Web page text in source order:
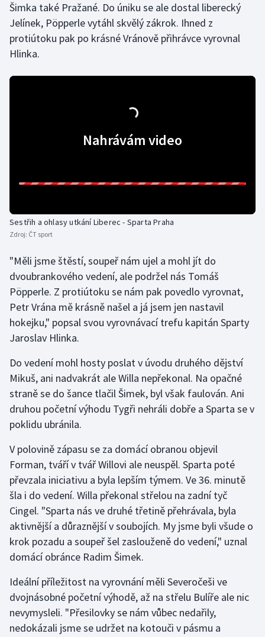
Lezení
Lyže a snowboard
Plavání
Ragby
Rychlobruslení
Rychlostní kanoistika
Short track
Stolní tenis
Triatlon
Vodní slalom
Volejbal
Ostatní
Šimka také Pražané. Do úniku se ale dostal liberecký
Jelínek, Pöpperle vytáhl skvělý zákrok. Ihned z
protiútoku pak po krásné Vránově přihrávce vyrovnal
Hlinka.
Nahrávám video
Sestřih a ohlasy utkání Liberec - Sparta Praha
Zdroj: ČT sport
"Měli jsme štěstí, soupeř nám ujel a mohl jít do
dvoubrankového vedení, ale podržel nás Tomáš
Pöpperle. Z protiútoku se nám pak povedlo vyrovnat,
Petr Vrána mě krásně našel a já jsem jen nastavil
hokejku," popsal svou vyrovnávací trefu kapitán Sparty
Jaroslav Hlinka.
Do vedení mohl hosty poslat v úvodu druhého dějství
Mikuš, ani nadvakrát ale Willa nepřekonal. Na opačné
straně se do šance tlačil Šimek, byl však faulován. Ani
druhou početní výhodu Tygři nehráli dobře a Sparta se v
poklidu ubránila.
V polovině zápasu se za domácí obranou objevil
Forman, tváří v tvář Willovi ale neuspěl. Sparta poté
převzala iniciativu a byla lepším týmem. Ve 36. minutě
šla i do vedení. Willa překonal střelou na zadní tyč
Cingel. "Sparta nás ve druhé třetině přehrávala, byla
aktivnější a důraznější v soubojích. My jsme byli všude o
krok pozadu a soupeř šel zaslouženě do vedení," uznal
domácí obránce Radim Šimek.
Ideální příležitost na vyrovnání měli Severočeši ve
dvojnásobné početní výhodě, až na střelu Bulíře ale nic
nevymysleli. "Přesilovky se nám vůbec nedařily,
nedokázali jsme se udržet na kotouči v pásmu a